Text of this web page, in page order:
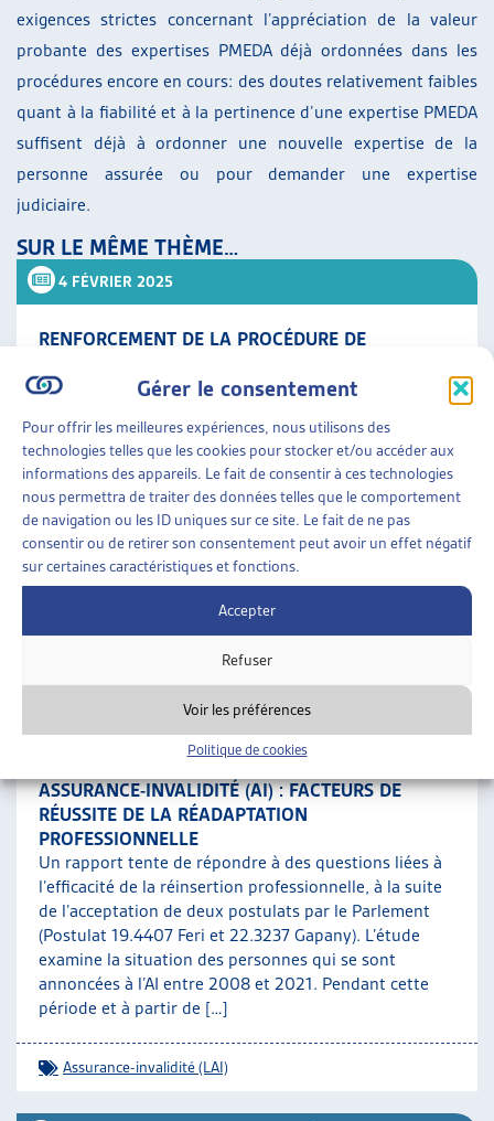
Gérer le consentement
Pour offrir les meilleures expériences, nous utilisons des
technologies telles que les cookies pour stocker et/ou accéder aux
informations des appareils. Le fait de consentir à ces technologies
nous permettra de traiter des données telles que le comportement
de navigation ou les ID uniques sur ce site. Le fait de ne pas
consentir ou de retirer son consentement peut avoir un effet négatif
sur certaines caractéristiques et fonctions.
Accepter
Refuser
Voir les préférences
Politique de cookies
exigences strictes concernant l’appréciation de la valeur
probante des expertises PMEDA déjà ordonnées dans les
procédures encore en cours: des doutes relativement faibles
quant à la fiabilité et à la pertinence d’une expertise PMEDA
suffisent déjà à ordonner une nouvelle expertise de la
personne assurée ou pour demander une expertise
judiciaire.
SUR LE MÊME THÈME…
4 FÉVRIER 2025
RENFORCEMENT DE LA PROCÉDURE DE
MONODISCIPLINAIRES DE L’AI – OUVERTURE
Le 30 janvier 2025, la procédure de consultation
relative à l’avant-projet de modification de la loi sur
l’assurance-invalidité, en réponse à l’initiative
parlementaire 21.498 « Mettre en œuvre le rapport
d’évaluation relatif aux expertises médicales dans l’Al
», s’est ouverte. À l’instar de l’initiative parlementaire
mentionnée précédemment, la Commission de la
sécurité sociale et de la […]
Assurance-invalidité (LAI)
20 JANVIER 2025
ASSURANCE-INVALIDITÉ (AI) : FACTEURS DE
RÉUSSITE DE LA RÉADAPTATION
PROFESSIONNELLE
Un rapport tente de répondre à des questions liées à
l’efficacité de la réinsertion professionnelle, à la suite
de l’acceptation de deux postulats par le Parlement
(Postulat 19.4407 Feri et 22.3237 Gapany). L’étude
examine la situation des personnes qui se sont
annoncées à l’AI entre 2008 et 2021. Pendant cette
période et à partir de […]
Assurance-invalidité (LAI)